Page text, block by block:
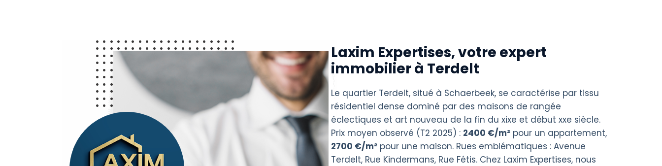
Laxim Expertises, votre expert
immobilier à Terdelt
Le quartier Terdelt, situé à Schaerbeek, se caractérise par tissu
résidentiel dense dominé par des maisons de rangée
éclectiques et art nouveau de la fin du xixe et début xxe siècle.
Prix moyen observé (T2 2025) : 2400 €/m² pour un appartement,
2700 €/m² pour une maison. Rues emblématiques : Avenue
Terdelt, Rue Kindermans, Rue Fétis. Chez Laxim Expertises, nous